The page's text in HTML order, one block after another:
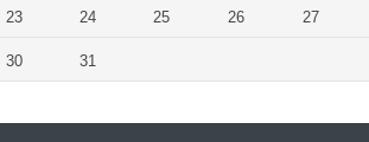
23 24 25 26 27
30 31